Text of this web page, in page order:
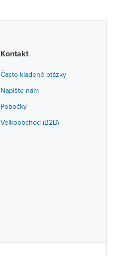
Kontakt
Často kladené otázky
Napište nám
Pobočky
Velkoobchod (B2B)